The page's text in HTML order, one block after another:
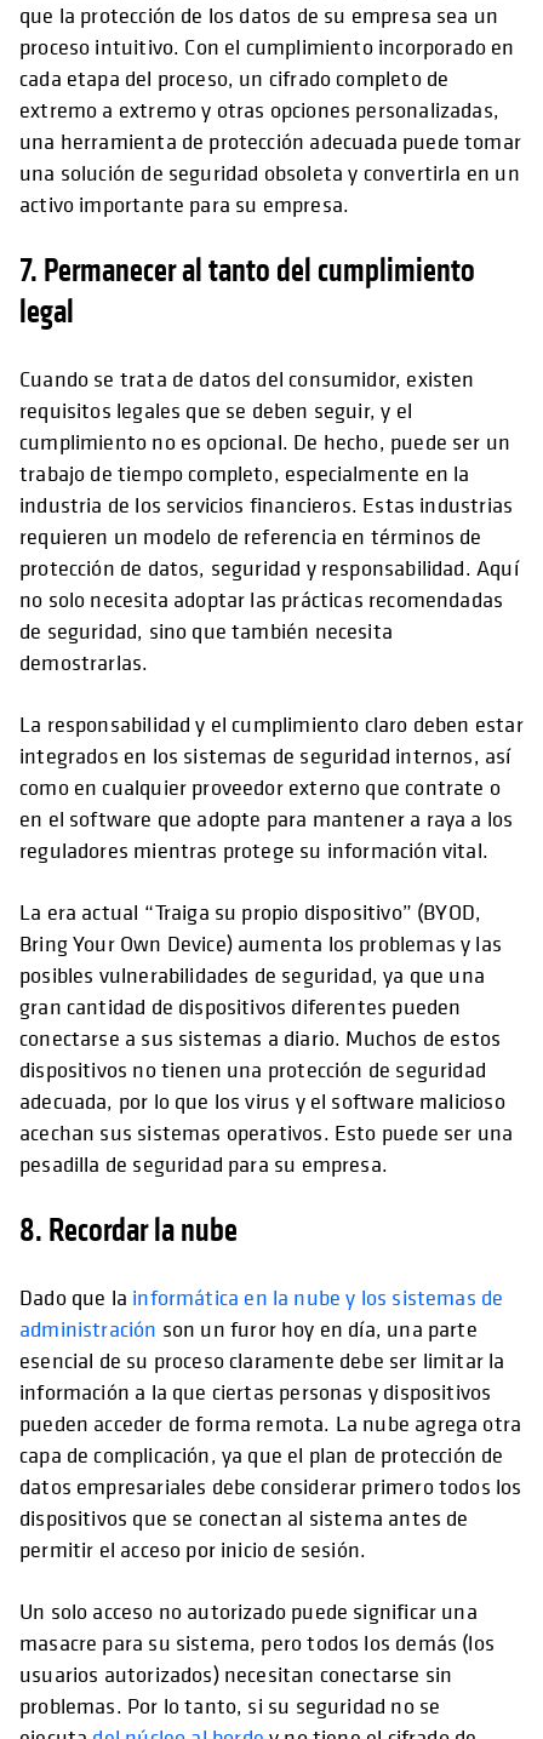
que la protección de los datos de su empresa sea un
proceso intuitivo. Con el cumplimiento incorporado en
cada etapa del proceso, un cifrado completo de
extremo a extremo y otras opciones personalizadas,
una herramienta de protección adecuada puede tomar
una solución de seguridad obsoleta y convertirla en un
activo importante para su empresa.
7. Permanecer al tanto del cumplimiento
legal
Cuando se trata de datos del consumidor, existen
requisitos legales que se deben seguir, y el
cumplimiento no es opcional. De hecho, puede ser un
trabajo de tiempo completo, especialmente en la
industria de los servicios financieros. Estas industrias
requieren un modelo de referencia en términos de
protección de datos, seguridad y responsabilidad. Aquí
no solo necesita adoptar las prácticas recomendadas
de seguridad, sino que también necesita
demostrarlas.
La responsabilidad y el cumplimiento claro deben estar
integrados en los sistemas de seguridad internos, así
como en cualquier proveedor externo que contrate o
en el software que adopte para mantener a raya a los
reguladores mientras protege su información vital.
La era actual “Traiga su propio dispositivo” (BYOD,
Bring Your Own Device) aumenta los problemas y las
posibles vulnerabilidades de seguridad, ya que una
gran cantidad de dispositivos diferentes pueden
conectarse a sus sistemas a diario. Muchos de estos
dispositivos no tienen una protección de seguridad
adecuada, por lo que los virus y el software malicioso
acechan sus sistemas operativos. Esto puede ser una
pesadilla de seguridad para su empresa.
8. Recordar la nube
Dado que la informática en la nube y los sistemas de
administración son un furor hoy en día, una parte
esencial de su proceso claramente debe ser limitar la
información a la que ciertas personas y dispositivos
pueden acceder de forma remota. La nube agrega otra
capa de complicación, ya que el plan de protección de
datos empresariales debe considerar primero todos los
dispositivos que se conectan al sistema antes de
permitir el acceso por inicio de sesión.
Un solo acceso no autorizado puede significar una
masacre para su sistema, pero todos los demás (los
usuarios autorizados) necesitan conectarse sin
problemas. Por lo tanto, si su seguridad no se